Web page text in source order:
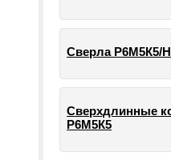
Сверла Р6М5К5/
Сверхдлинные
Р6М5К5